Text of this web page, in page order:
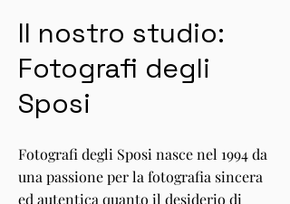
Il nostro studio:
Fotografi degli
Sposi
Fotografi degli Sposi nasce nel 1994 da
una passione per la fotografia sincera
ed autentica quanto il desiderio di